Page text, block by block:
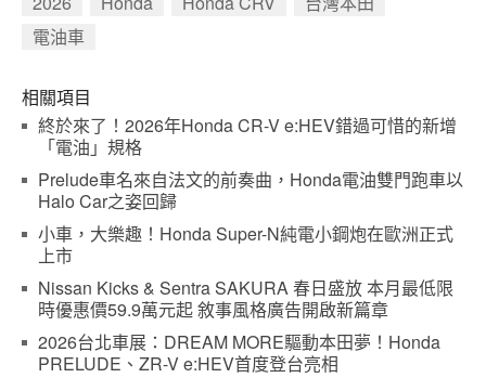
電油車
相關項目
終於來了！2026年Honda CR-V e:HEV錯過可惜的新增
「電油」規格
Prelude車名來自法文的前奏曲，Honda電油雙門跑車以
Halo Car之姿回歸
小車，大樂趣！Honda Super-N純電小鋼炮在歐洲正式
上市
Nissan Kicks & Sentra SAKURA 春日盛放 本月最低限
時優惠價59.9萬元起 敘事風格廣告開啟新篇章
2026台北車展：DREAM MORE驅動本田夢！Honda
PRELUDE、ZR-V e:HEV首度登台亮相